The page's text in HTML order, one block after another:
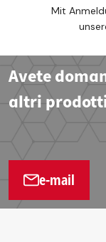
Mit
Avete
altri
e-mail